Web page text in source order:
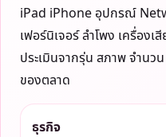
iPad iPhone อุปกรณ์
เฟอร์นิเจอร์ ลำโพง เครื่องเ
ประเมินจากรุ่น สภาพ จำน
ของตลาด
ธุรกิจ